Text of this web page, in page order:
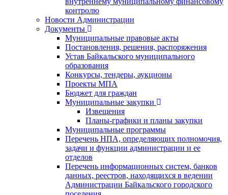
контролю
Новости Администрации
Документы
Муниципальные правовые акты
Постановления, решения, распоряжения
Устав Байкальского муниципального
образования
Конкурсы, тендеры, аукционы
Проекты МПА
Бюджет для граждан
Муниципальные закупки
Извещения
Планы-графики и планы закупки
Муниципальные программы
Перечень НПА, определяющих полномочия,
задачи и функции администрации и ее
отделов
Перечень информационных систем, банков
данных, реестров, находящихся в ведении
Администрации Байкальского городского